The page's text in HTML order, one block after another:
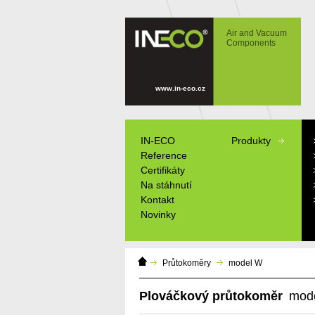
Kloubové mezipřírubové průtokoměry s
měřící clonou. Rotametr, plovákový
Air and Vacuum
Components
www.in-eco.cz
Domácí
stránka
Průtokoměry model W
Plováčkový průtokoměr
IN-ECO
Reference
Certifikáty
Na stáhnutí
Kontakt
Novinky
Produkty